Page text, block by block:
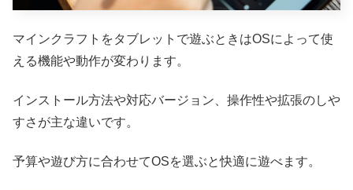
マインクラフトをタブレットで遊ぶときはOSによって使
える機能や動作が変わります。
インストール方法や対応バージョン、操作性や拡張のしや
すさが主な違いです。
予算や遊び方に合わせてOSを選ぶと快適に遊べます。